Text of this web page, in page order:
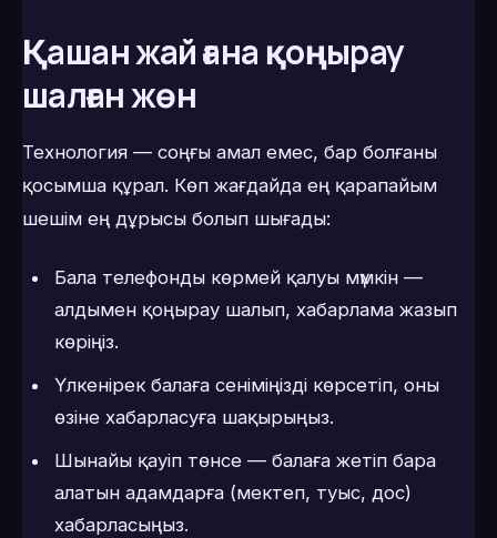
Қашан жай ғана қоңырау
шалған жөн
Технология — соңғы амал емес, бар болғаны
қосымша құрал. Көп жағдайда ең қарапайым
шешім ең дұрысы болып шығады:
Бала телефонды көрмей қалуы мүмкін —
алдымен қоңырау шалып, хабарлама жазып
көріңіз.
Үлкенірек балаға сеніміңізді көрсетіп, оны
өзіне хабарласуға шақырыңыз.
Шынайы қауіп төнсе — балаға жетіп бара
алатын адамдарға (мектеп, туыс, дос)
хабарласыңыз.